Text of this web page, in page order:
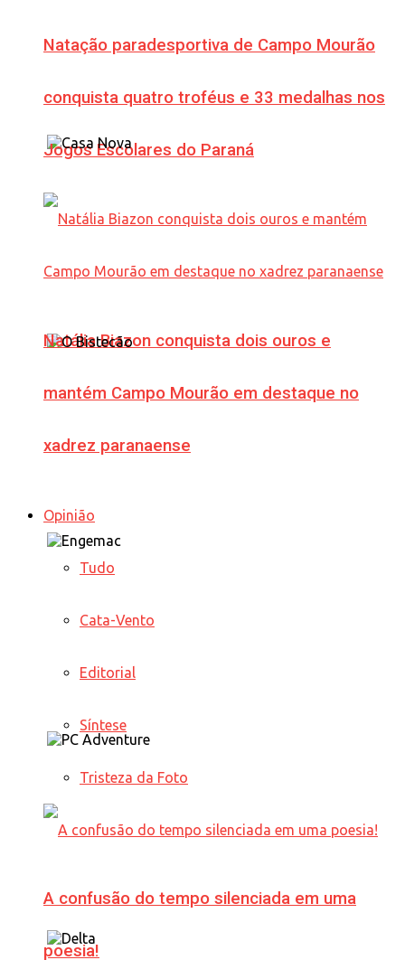
Natação paradesportiva de Campo Mourão
conquista quatro troféus e 33 medalhas nos
Jogos Escolares do Paraná
Natália Biazon conquista dois ouros e
mantém Campo Mourão em destaque no
xadrez paranaense
Opinião
Tudo
Cata-Vento
Editorial
Síntese
Tristeza da Foto
A confusão do tempo silenciada em uma
poesia!